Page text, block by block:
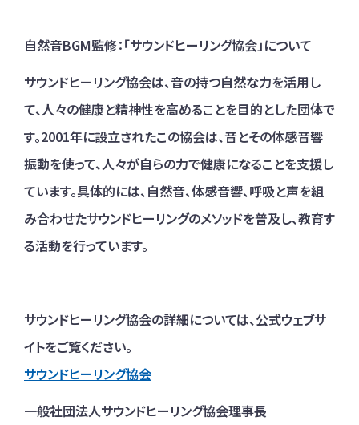
自然音BGM監修：「サウンドヒーリング協会」について
サウンドヒーリング協会は、音の持つ自然な力を活用し
て、人々の健康と精神性を高めることを目的とした団体で
す。2001年に設立されたこの協会は、音とその体感音響
振動を使って、人々が自らの力で健康になることを支援し
ています。具体的には、自然音、体感音響、呼吸と声を組
み合わせたサウンドヒーリングのメソッドを普及し、教育す
る活動を行っています。
サウンドヒーリング協会の詳細については、公式ウェブサ
イトをご覧ください。
サウンドヒーリング協会
一般社団法人サウンドヒーリング協会理事長